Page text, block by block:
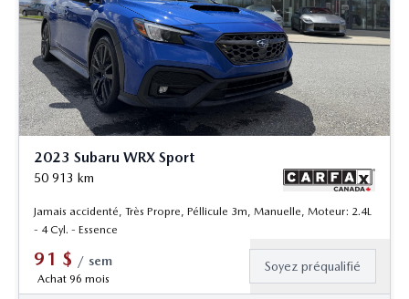
2023 Subaru WRX Sport
50 913 km
Jamais accidenté, Très Propre, Péllicule 3m, Manuelle, Moteur: 2.4L
- 4 Cyl. - Essence
91 $ / sem
Achat 96 mois
Soyez préqualifié